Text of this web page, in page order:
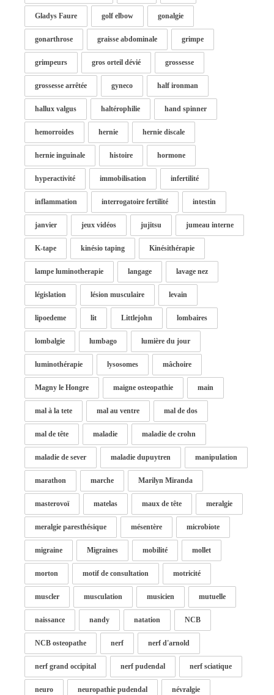
Gladys Faure golf elbow gonalgie
gonarthrose graisse abdominale grimpe
grimpeurs gros orteil dévié grossesse
grossesse arrêtée gyneco half ironman
hallux valgus haltérophilie hand spinner
hemorroides hernie hernie discale
hernie inguinale histoire hormone
hyperactivité immobilisation infertilité
inflammation interrogatoire fertilité intestin
janvier jeux vidéos jujitsu jumeau interne
K-tape kinésio taping Kinésithérapie
lampe luminotherapie langage lavage nez
législation lésion musculaire levain
lipoedeme lit Littlejohn lombaires
lombalgie lumbago lumière du jour
luminothérapie lysosomes mâchoire
Magny le Hongre maigne osteopathie main
mal à la tete mal au ventre mal de dos
mal de tête maladie maladie de crohn
maladie de sever maladie dupuytren manipulation
marathon marche Marilyn Miranda
masterovoï matelas maux de tête meralgie
meralgie paresthésique mésentère microbiote
migraine Migraines mobilité mollet
morton motif de consultation motricité
muscler musculation musicien mutuelle
naissance nandy natation NCB
NCB osteopathe nerf nerf d'arnold
nerf grand occipital nerf pudendal nerf sciatique
neuro neuropathie pudendal névralgie